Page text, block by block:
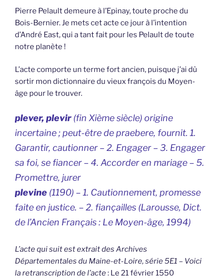
Pierre Pelault demeure à l’Epinay, toute proche du
Bois-Bernier. Je mets cet acte ce jour à l’intention
d’André East, qui a tant fait pour les Pelault de toute
notre planète !
L’acte comporte un terme fort ancien, puisque j’ai dû
sortir mon dictionnaire du vieux françois du Moyen-
âge pour le trouver.
plever, plevir (fin Xième siècle) origine
incertaine ; peut-être de praebere, fournit. 1.
Garantir, cautionner – 2. Engager – 3. Engager
sa foi, se fiancer – 4. Accorder en mariage – 5.
Promettre, jurer
plevine (1190) – 1. Cautionnement, promesse
faite en justice. – 2. fiançailles (Larousse, Dict.
de l’Ancien Français : Le Moyen-âge, 1994)
L’acte qui suit est extrait des Archives
Départementales du Maine-et-Loire, série 5E1 – Voici
la retranscription de l’acte: Le 21 février 1550